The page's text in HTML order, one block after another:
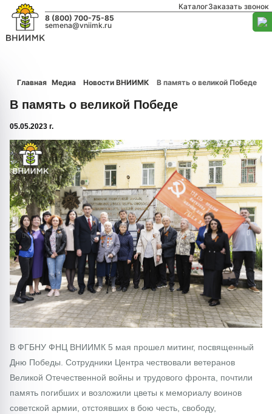
КаталогЗаказать звонок
8 (800) 700-75-85
semena@vniimk.ru
Главная Медиа Новости ВНИИМК В память о великой Победе
В память о великой Победе
05.05.2023 г.
1/0
В ФГБНУ ФНЦ ВНИИМК 5 мая прошел митинг, посвященный
Дню Победы. Сотрудники Центра чествовали ветеранов
Великой Отечественной войны и трудового фронта, почтили
память погибших и возложили цветы к мемориалу воинов
советской армии, отстоявших в бою честь, свободу,